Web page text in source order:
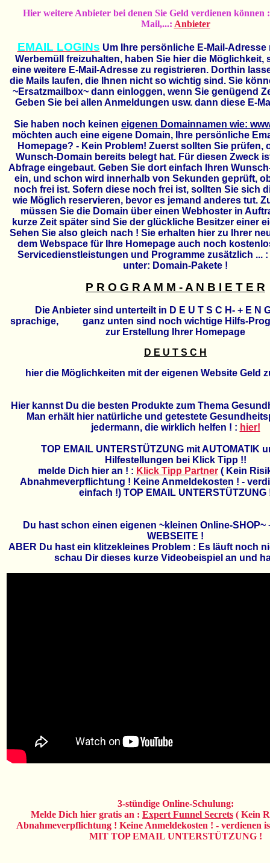
Hier weitere Anbieter bei denen Sie Geld verdienen können
Mail,...: Anbieter
EMAIL LOGINs Um Ihre persönliche E-Mail-
Werbemüll freizuhalten, haben Sie hier die Möglichkeit,
eine weitere E-Mail-Adresse zu registrieren. Dorthin
die Mails laufen, die Ihnen nicht so wichtig sind. Sie
~Ersatzmailbox~ dann einloggen, wenn Sie genügend
Geben Sie bei allen Anmeldungen usw. dann diese E-
Sie haben noch keinen eigenen Domainnamen wie:
möchten auch eine eigene Domain, Ihre persönliche
Homepage? - Kein Problem! Zuerst sollten Sie prüfen,
Wunsch-Domain bereits belegt hat. Für diesen Zweck
Abfrage eingebaut. Geben Sie dort einfach Ihren
ein, und schon wird innerhalb von Sekunden geprüft,
noch frei ist. Sofern diese noch frei ist, sollten Sie sich
wie Möglich reservieren, bevor es jemand anderes tut.
müssen Sie die Domain über einen Webhoster in
kurze Zeit später sind Sie der glückliche Besitzer einer
Sehen Sie also gleich nach ! Sie erhalten hier zu Ihrer
dem Webspace für Ihre Homepage auch noch
Servicedienstleistungen und Programme zusätzlich ... :
unter: Domain-Pakete !
P R O G R A M M - A N B I E T E R
Die Anbieter sind unterteilt in D E U T S C H- + E N
sprachige, ganz unten sind noch wichtige Hilfs-
zur Erstellung Ihrer Homepage
D E U T S C H
hier die Möglichkeiten mit der eigenen Website Geld
Hier kannst Du die besten Produkte zum Thema
Man erhält hier natürliche und getestete
jedermann, die wirklich helfen ! : hier!
TOP EMAIL UNTERSTÜTZUNG mit AUTOMATIK
Hilfestellungen bei Klick Tipp !!
melde Dich hier an ! : Klick Tipp Partner ( Kein
Abnahmeverpflichtung ! Keine Anmeldekosten ! -
einfach !) TOP EMAIL UNTERSTÜTZUNG
Du hast schon einen eigenen ~kleinen Online-SHOP~
WEBSEITE !
ABER Du hast ein klitzekleines Problem : Es läuft noch
schau Dir dieses kurze Videobeispiel an und
3-stündige Online-Schulung:
Melde Dich hier gratis an : Expert Funnel Secrets ( Kein
Abnahmeverpflichtung ! Keine Anmeldekosten ! - verdienen
MIT TOP EMAIL UNTERSTÜTZUNG !